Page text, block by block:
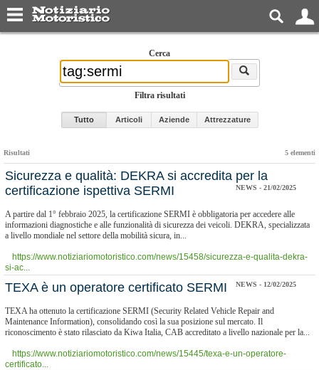
Cerca
Filtra risultati
Tutto Articoli Aziende Attrezzature
Risultati 5 elementi
​Sicurezza e qualità: DEKRA si accredita per la
certificazione ispettiva SERMI
NEWS - 21/02/2025
A partire dal 1° febbraio 2025, la certificazione SERMI è obbligatoria per accedere alle
informazioni diagnostiche e alle funzionalità di sicurezza dei veicoli. DEKRA, specializzata
a livello mondiale nel settore della mobilità sicura, in...
https://www.notiziariomotoristico.com/news/15458/sicurezza-e-qualita-dekra-
si-ac...
​TEXA è un operatore certificato SERMI NEWS - 12/02/2025
TEXA ha ottenuto la certificazione SERMI (Security Related Vehicle Repair and
Maintenance Information), consolidando così la sua posizione sul mercato. Il
riconoscimento è stato rilasciato da Kiwa Italia, CAB accreditato a livello nazionale per la...
https://www.notiziariomotoristico.com/news/15445/texa-e-un-operatore-
certificato...